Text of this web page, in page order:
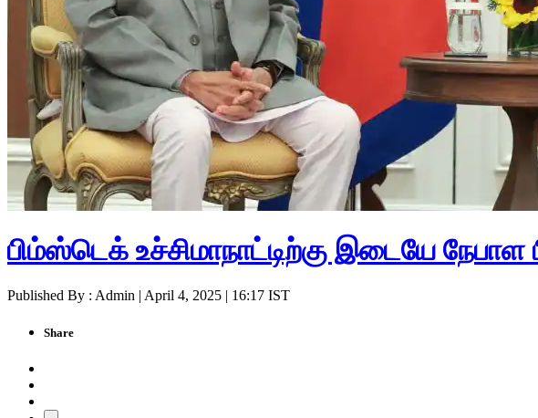
பிம்ஸ்டெக் உச்சிமாநாட்டிற்கு இடையே நேபாள
Published By : Admin | April 4, 2025 | 16:17 IST
Share